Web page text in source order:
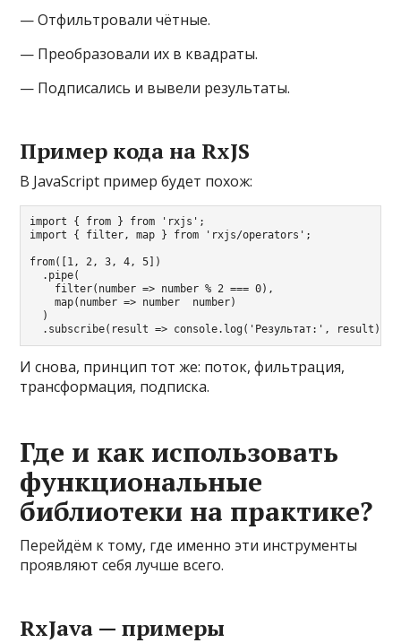
— Отфильтровали чётные.
— Преобразовали их в квадраты.
— Подписались и вывели результаты.
Пример кода на RxJS
В JavaScript пример будет похож:
import { from } from 'rxjs';
import { filter, map } from 'rxjs/operators';
from([1, 2, 3, 4, 5])
  .pipe(
    filter(number => number % 2 === 0),
    map(number => number  number)
  )
И снова, принцип тот же: поток, фильтрация,
трансформация, подписка.
Где и как использовать
функциональные
библиотеки на практике?
Перейдём к тому, где именно эти инструменты
проявляют себя лучше всего.
RxJava — примеры